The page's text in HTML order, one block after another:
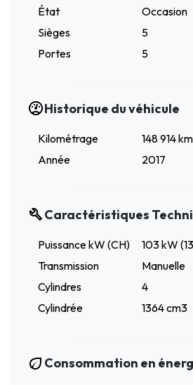
État
Occasion
Sièges
5
Portes
5
Historique du véhicule
Kilométrage
148 914 km
Année
2017
Caractéristiques
Puissance kW (CH)
103 kW
Transmission
Manuelle
Cylindres
4
Cylindrée
1364 cm3
Consommation en